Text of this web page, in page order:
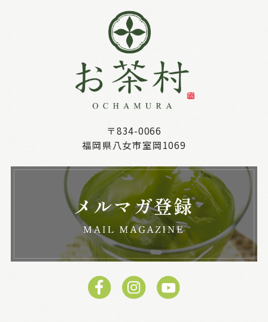
〒834-0066
福岡県八女市室岡1069